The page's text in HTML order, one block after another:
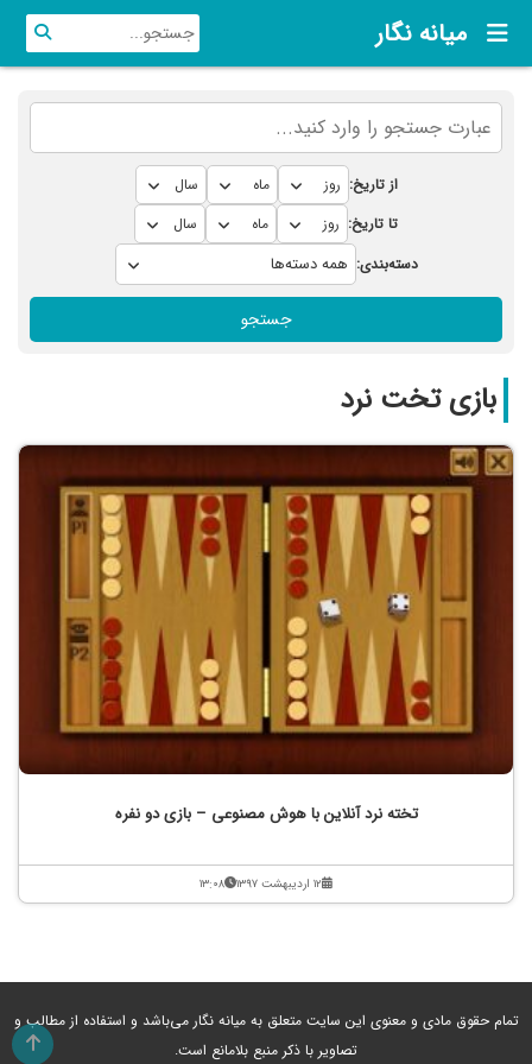
میانه نگار
از تاریخ:
تا تاریخ:
دسته‌بندی:
جستجو
بازی تخت نرد
تخته نرد آنلاین با هوش مصنوعی – بازی دو نفره
۱۲ اردیبهشت ۱۳۹۷ ۱۳:۰۸
تمام حقوق مادی و معنوی این سایت متعلق به میانه نگار می‌باشد و استفاده از مطالب و
تصاویر با ذکر منبع بلامانع است.